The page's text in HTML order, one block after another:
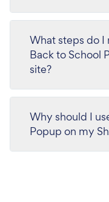
What steps do
Back to School
site?
Why should I